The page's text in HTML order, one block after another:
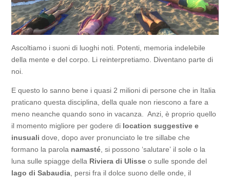
Ascoltiamo i suoni di luoghi noti. Potenti, memoria indelebile
della mente e del corpo. Li reinterpretiamo. Diventano parte di
noi.
E questo lo sanno bene i quasi 2 milioni di persone che in Italia
praticano questa disciplina, della quale non riescono a fare a
meno neanche quando sono in vacanza. Anzi, è proprio quello
il momento migliore per godere di location suggestive e
inusuali dove, dopo aver pronunciato le tre sillabe che
formano la parola namasté, si possono ‘salutare’ il sole o la
luna sulle spiagge della Riviera di Ulisse o sulle sponde del
lago di Sabaudia, persi fra il dolce suono delle onde, il